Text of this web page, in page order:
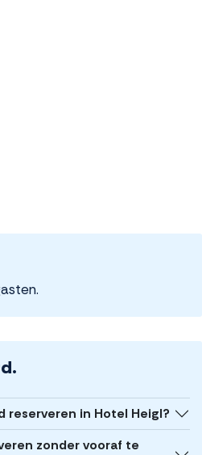
reserveren in Hotel Heigl?
zonder vooraf te